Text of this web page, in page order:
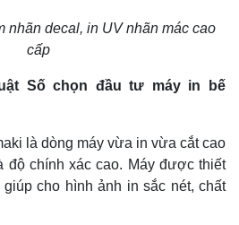
nhãn decal, in UV nhãn mác cao
cấp
Số chọn đầu tư máy in bế
là dòng máy vừa in vừa cắt cao
độ chính xác cao. Máy được thiết
cho hình ảnh in sắc nét, chất